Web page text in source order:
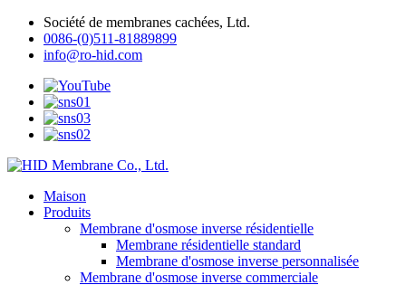
Société de membranes cachées, Ltd.
0086-(0)511-81889899
info@ro-hid.com
Maison
Produits
Membrane d'osmose inverse résidentielle
Membrane résidentielle standard
Membrane d'osmose inverse personnalisée
Membrane d'osmose inverse commerciale